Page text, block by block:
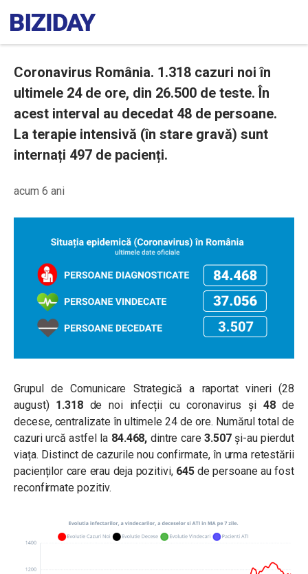
Coronavirus România. 1.318 cazuri noi în
ultimele 24 de ore, din 26.500 de teste. În
acest interval au decedat 48 de persoane.
La terapie intensivă (în stare gravă) sunt
internați 497 de pacienți.
acum 6 ani
Grupul de Comunicare Strategică a raportat vineri (28
august) 1.318 de noi infecții cu coronavirus și 48 de
decese, centralizate în ultimele 24 de ore. Numărul total de
cazuri urcă astfel la 84.468, dintre care3.507și-au pierdut
viața. Distinct de cazurile nou confirmate, în urma retestării
pacienților care erau deja pozitivi, 645de persoane au fost
reconfirmate pozitiv.